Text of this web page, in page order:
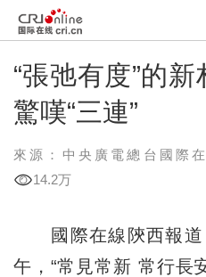
“張弛有度”的
驚嘆“三連”
來源：中央廣電總台國際
14.2万
國際在線陝西報道
午，“常見常新 常行長